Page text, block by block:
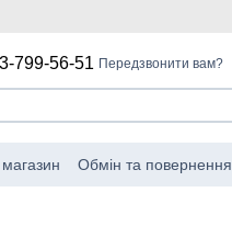
799-56-51 Передзвонити вам?
магазин Обмін та повернення